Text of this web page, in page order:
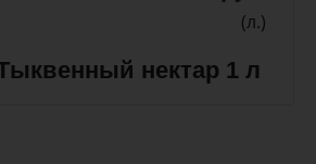
(л.)
нектар 1 л